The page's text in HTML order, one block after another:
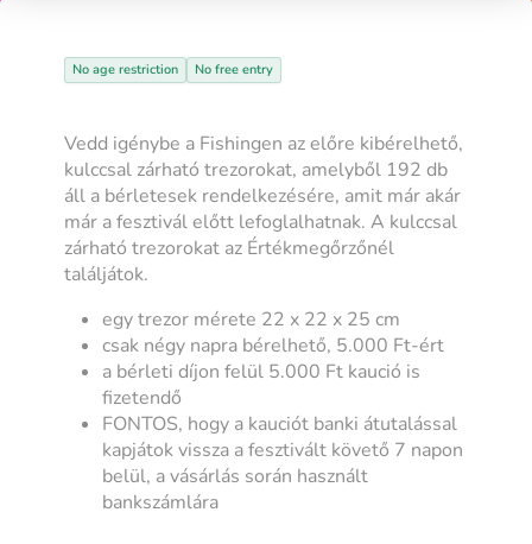
No age restriction No free entry
Vedd igénybe a Fishingen az előre kibérelhető,
kulccsal zárható trezorokat, amelyből 192 db
áll a bérletesek rendelkezésére, amit már akár
már a fesztivál előtt lefoglalhatnak. A kulccsal
zárható trezorokat az Értékmegőrzőnél
találjátok.
egy trezor mérete 22 x 22 x 25 cm
csak négy napra bérelhető, 5.000 Ft-ért
a bérleti díjon felül 5.000 Ft kaució is
fizetendő
FONTOS, hogy a kauciót banki átutalással
kapjátok vissza a fesztivált követő 7 napon
belül, a vásárlás során használt
bankszámlára